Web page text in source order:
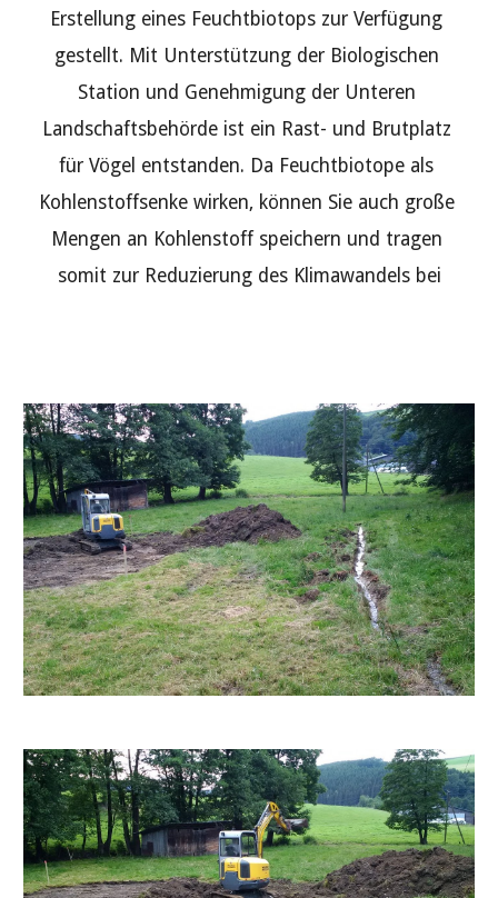
Erstellung eines Feuchtbiotops zur Verfügung
gestellt. Mit Unterstützung der Biologischen
Station und Genehmigung der Unteren
Landschaftsbehörde ist ein Rast- und Brutplatz
für Vögel entstanden. Da Feuchtbiotope als
Kohlenstoffsenke wirken, können Sie auch große
Mengen an Kohlenstoff speichern und tragen
somit zur Reduzierung des Klimawandels bei